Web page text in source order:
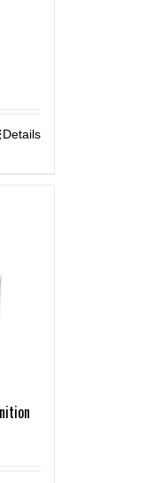
Details